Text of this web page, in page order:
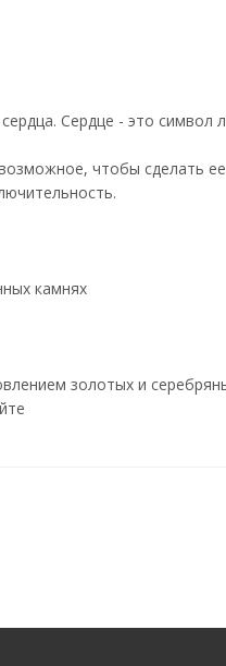
Сердце - это символ
чтобы сделать
камнях
золотых и